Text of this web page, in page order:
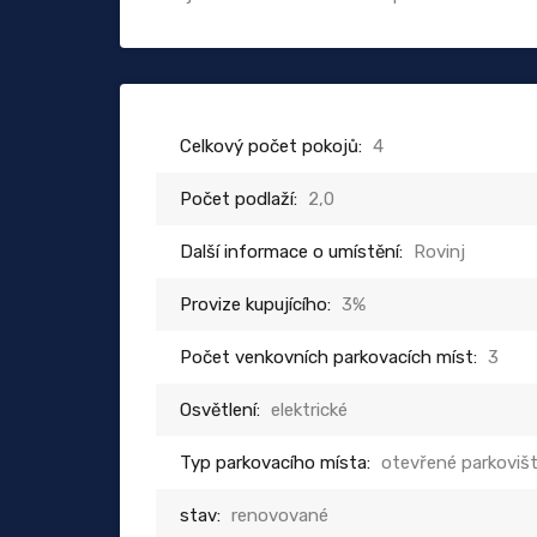
Celkový počet pokojů: 4
Počet podlaží: 2,0
Další informace o umístění: Rovinj
Provize kupujícího: 3%
Počet venkovních parkovacích míst: 3
Osvětlení: elektrické
Typ parkovacího místa: otevřené
stav: renovované